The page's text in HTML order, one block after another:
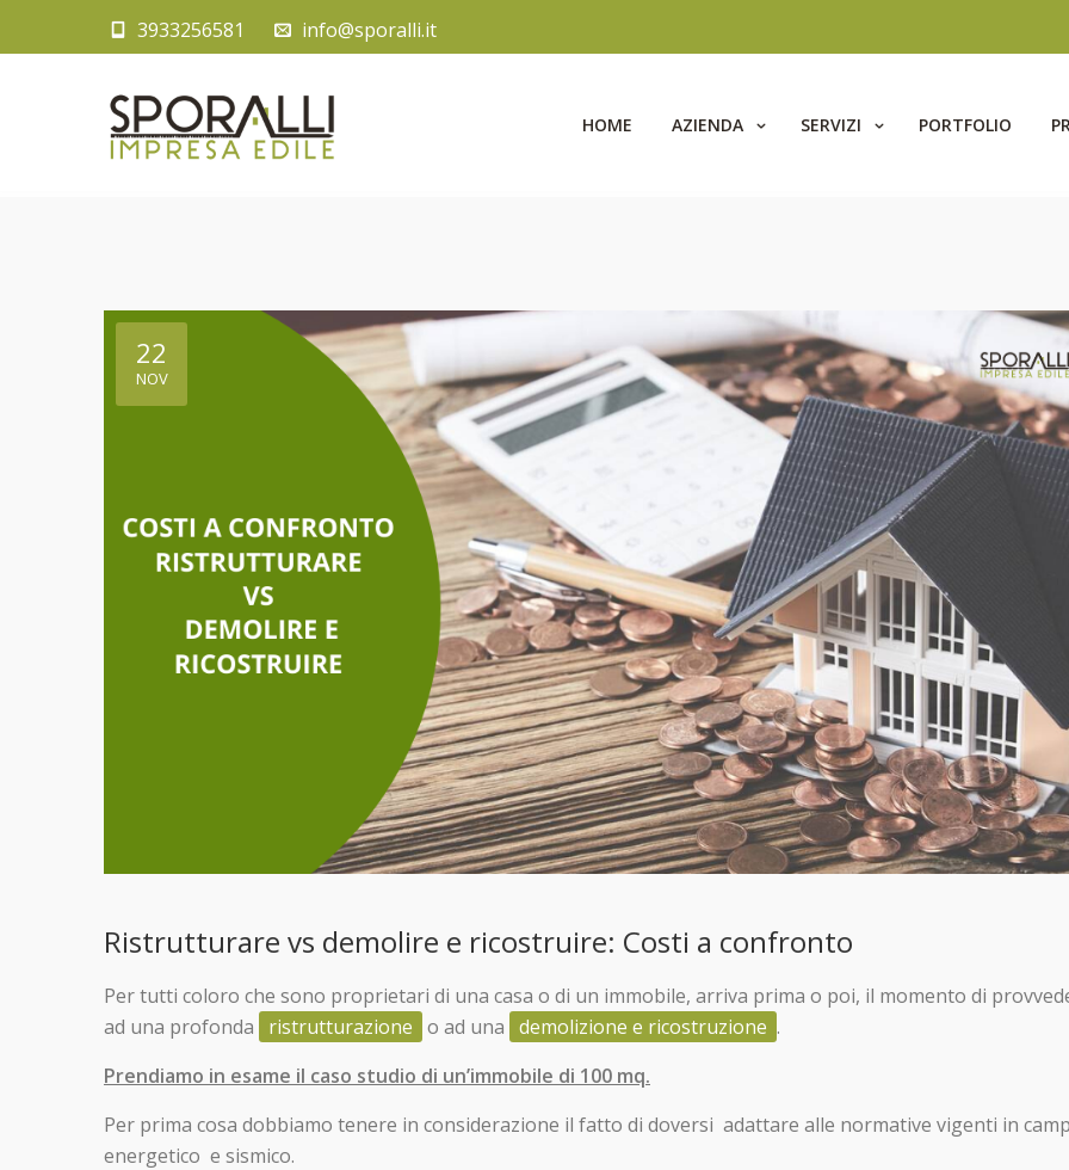
3933256581 info@sporalli.it
HOME AZIENDA SERVIZI PORTFOLIO
22
NOV
Ristrutturare vs demolire e ricostruire: Costi a confronto
Per tutti coloro che sono proprietari di una casa o di un immobile, arriva prima o poi, il momento di
ad una profonda
ristrutturazione o ad una demolizione e ricostruzione .
Prendiamo in esame il caso studio di un’immobile di 100 mq.
Per prima cosa dobbiamo tenere in considerazione il fatto di doversi adattare alle normative vigenti in
energetico e sismico.